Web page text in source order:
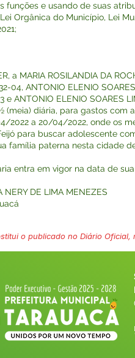
funções e usando de suas
Orgânica do Município, Lei
a MARIA ROSILANDIA DA
04, ANTONIO ELENIO
e ANTONIO ELENIO SOARES
(meia) diária, para gastos com
2022 a 20/04/2022, onde os
para buscar adolescente
família paterna nesta cidade
entra em vigor na data de
NERY DE LIMA MENEZES
o publicado no Diário